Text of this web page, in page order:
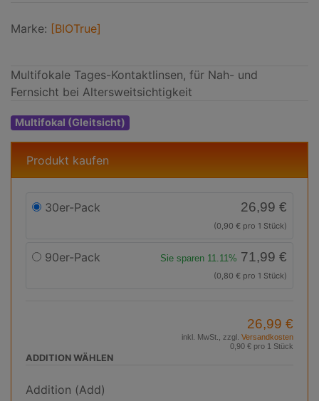
Marke: [BIOTrue]
Multifokale Tages-Kontaktlinsen, für Nah- und
Fernsicht bei Altersweitsichtigkeit
Multifokal (Gleitsicht)
Produkt kaufen
30er-Pack 26,99 €
(0,90 € pro 1 Stück)
90er-Pack Sie sparen 11.11% 71,99 €
(0,80 € pro 1 Stück)
26,99 €
inkl. MwSt., zzgl. Versandkosten
0,90 € pro 1 Stück
ADDITION WÄHLEN
Addition (Add)